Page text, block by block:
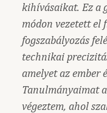
kihívásaikat. Ez a
módon vezetett el
fogszabályozás
technikai
amelyet az ember
Tanulmányaimat
végeztem, ahol